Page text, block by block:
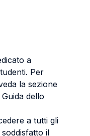
a
Per
la sezione
dello
a tutti gli
il